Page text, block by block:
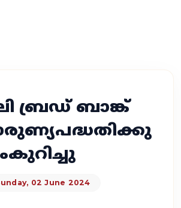
ബ്രഡ് ബാങ്ക്
02 June 2024